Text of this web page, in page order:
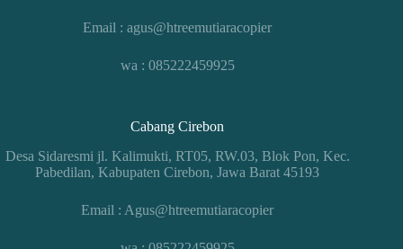
Email : agus@htreemutiaracopier
wa : 085222459925
Cabang Cirebon
Desa Sidaresmi jl. Kalimukti, RT05, RW.03, Blok Pon, Kec.
Pabedilan, Kabupaten Cirebon, Jawa Barat 45193
Email : Agus@htreemutiaracopier